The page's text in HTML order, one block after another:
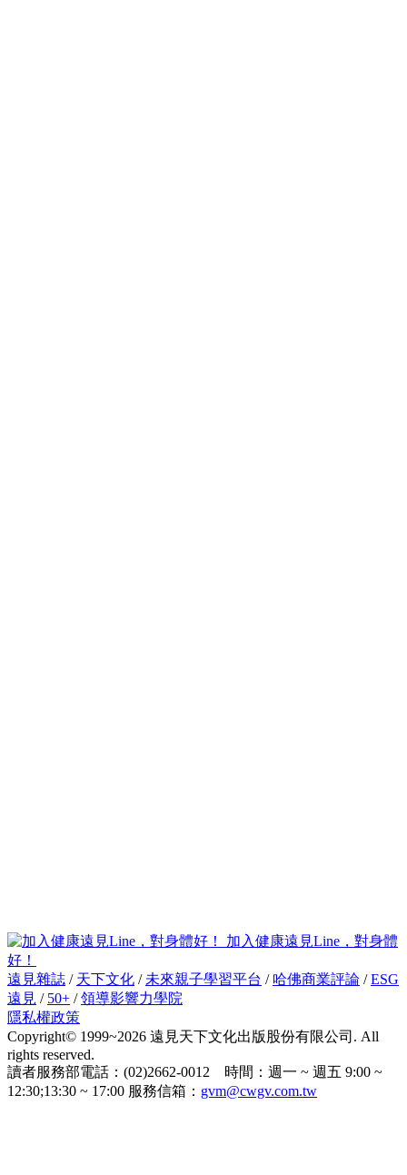
加入健康遠見Line，對身體
好！
遠見雜誌 / 天下文化 / 未來親子學習平台 / 哈佛商業評論 /ESG
遠見 / 50+ /領導影響力學院
隱私權政策
Copyright© 1999~2026 遠見天下文化出版股份有限公司. All
rights reserved.
讀者服務部電話：(02)2662-0012 時間：週一 ~ 週五 9:00 ~
12:30;13:30 ~ 17:00 服務信箱： gvm@cwgv.com.tw